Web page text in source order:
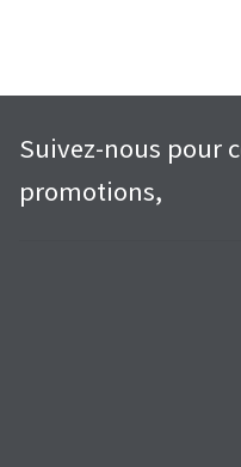
Suivez-nous pour
promotions,